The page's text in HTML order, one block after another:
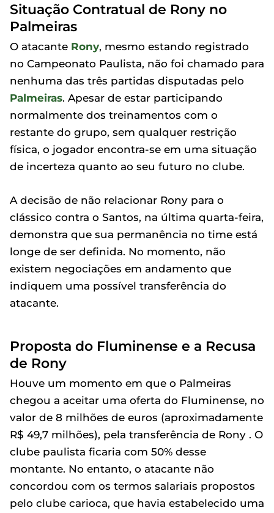
Situação Contratual de Rony no
Palmeiras
O atacante Rony, mesmo estando registrado
no Campeonato Paulista, não foi chamado para
nenhuma das três partidas disputadas pelo
Palmeiras. Apesar de estar participando
normalmente dos treinamentos com o
restante do grupo, sem qualquer restrição
física, o jogador encontra-se em uma situação
de incerteza quanto ao seu futuro no clube.
A decisão de não relacionar Rony para o
clássico contra o Santos, na última quarta-feira,
demonstra que sua permanência no time está
longe de ser definida. No momento, não
existem negociações em andamento que
indiquem uma possível transferência do
atacante.
Proposta do Fluminense e a Recusa
de Rony
Houve um momento em que o Palmeiras
chegou a aceitar uma oferta do Fluminense, no
valor de 8 milhões de euros (aproximadamente
R$ 49,7 milhões), pela transferência de Rony . O
clube paulista ficaria com 50% desse
montante. No entanto, o atacante não
concordou com os termos salariais propostos
pelo clube carioca, que havia estabelecido uma